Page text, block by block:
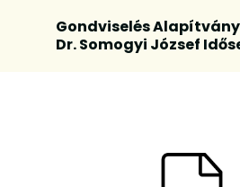
Gondviselés
Dr. Somogyi József